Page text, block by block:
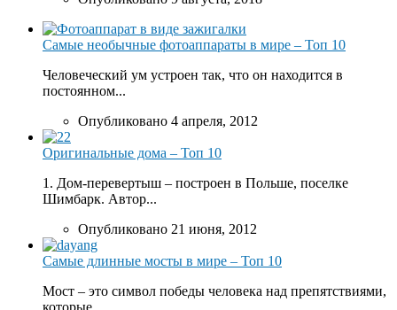
Самые необычные фотоаппараты в мире – Топ 10
Человеческий ум устроен так, что он находится в
постоянном...
Опубликовано 4 апреля, 2012
Оригинальные дома – Топ 10
1. Дом-перевертыш – построен в Польше, поселке
Шимбарк. Автор...
Опубликовано 21 июня, 2012
Самые длинные мосты в мире – Топ 10
Мост – это символ победы человека над препятствиями,
которые...